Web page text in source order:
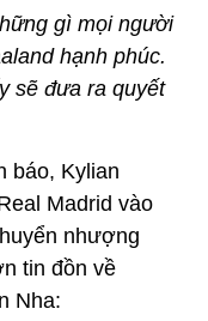
gì mọi người
hạnh phúc.
sẽ đưa ra quyết
báo, Kylian
Madrid vào
nhượng
tin đồn về
Nha: